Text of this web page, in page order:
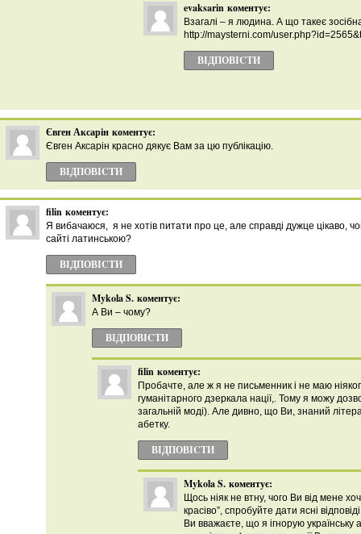
evaksarin коментує:
Взагалі – я людина. А що такеє
http://maysterni.com/
ВІДПОВІCТИ
Євген Аксарін коментує:
Євген Аксарін красно дякує Вам за цю публікацію.
ВІДПОВІCТИ
filin коментує:
Я вибачаюся, я не хотів питати про це, але справді дужце цікаво,
сайті латинською?
ВІДПОВІCТИ
Mykola S. коментує:
А Ви – чому?
ВІДПОВІCТИ
filin коментує:
Пробачте, але ж я не письменник i не маю
гуманітарного дзеркала нації,. Тому я можу
загальній моді). Але дивно, що Ви, знаний
абетку.
ВІДПОВІCТИ
Mykola S. коментує:
Щось ніяк не втну, чого Ви від мене
красіво”, спробуйте дати ясні
Ви вважаєте, що я ігнорую українську